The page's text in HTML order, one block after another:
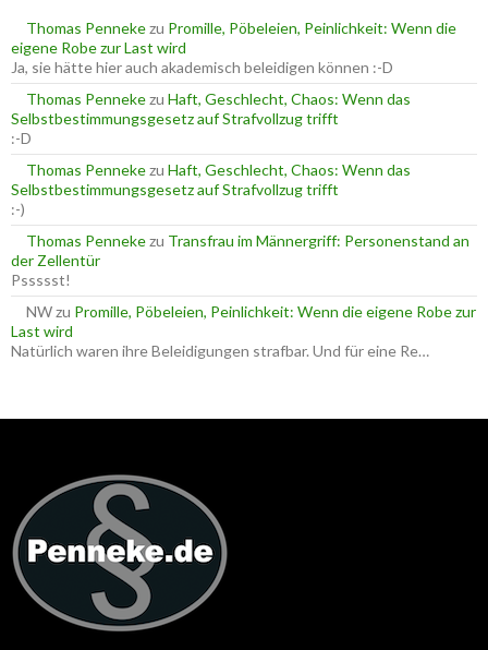
c
h
:
Thomas Pennekezu Promille, Pöbeleien, Peinlichkeit: Wenn die
eigene Robe zur Last wird
Ja, sie hätte hier auch akademisch beleidigen können :-D
Thomas Pennekezu Haft, Geschlecht, Chaos: Wenn das
Selbstbestimmungsgesetz auf Strafvollzug trifft
:-D
Thomas Pennekezu Haft, Geschlecht, Chaos: Wenn das
Selbstbestimmungsgesetz auf Strafvollzug trifft
:-)
Thomas Pennekezu Transfrau im Männergriff: Personenstand an
der Zellentür
Pssssst!
NWzu Promille, Pöbeleien, Peinlichkeit: Wenn die eigene Robe zur
Last wird
Natürlich waren ihre Beleidigungen strafbar. Und für eine Re…